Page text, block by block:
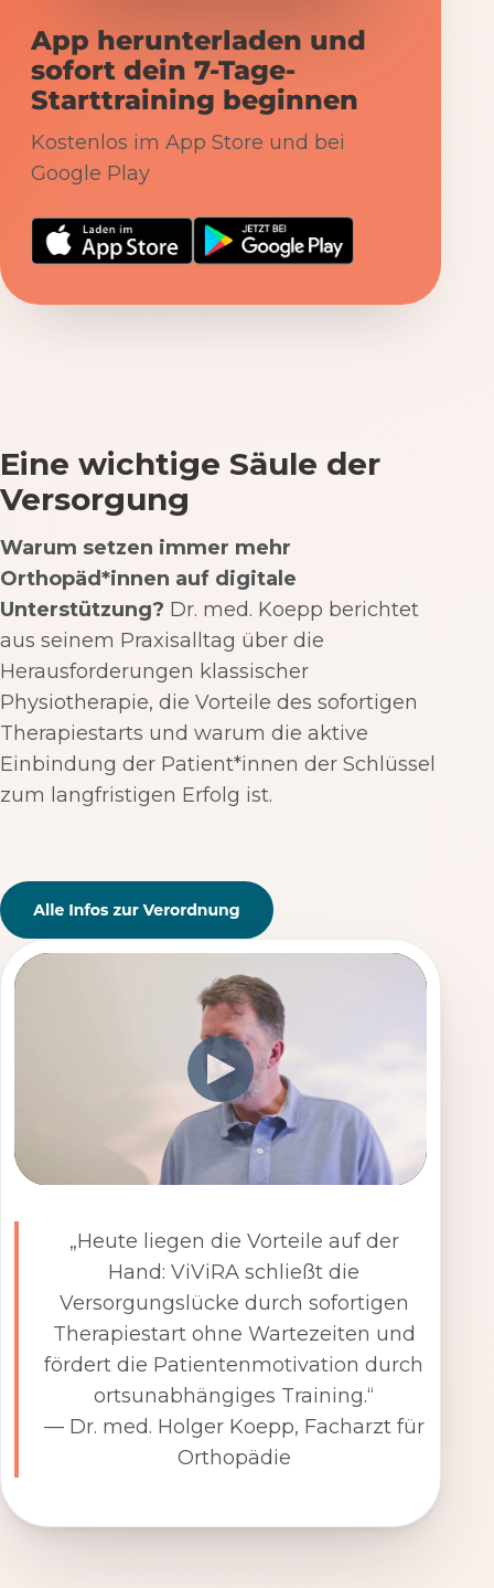
App herunterladen und
sofort dein 7-Tage-
Starttraining beginnen
Kostenlos im App Store und bei
Google Play
Eine wichtige Säule der
Versorgung
Warum setzen immer mehr
Orthopäd*innen auf digitale
Unterstützung? Dr. med. Koepp berichtet
aus seinem Praxisalltag über die
Herausforderungen klassischer
Physiotherapie, die Vorteile des sofortigen
Therapiestarts und warum die aktive
Einbindung der Patient*innen der Schlüssel
zum langfristigen Erfolg ist.
„Heute liegen die Vorteile auf der
Hand: ViViRA schließt die
Versorgungslücke durch sofortigen
Therapiestart ohne Wartezeiten und
fördert die Patientenmotivation durch
ortsunabhängiges Training.“
— Dr. med. Holger Koepp, Facharzt für
Orthopädie